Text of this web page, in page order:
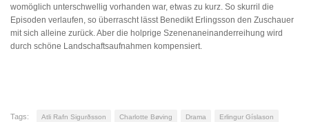
womöglich unterschwellig vorhanden war, etwas zu kurz. So skurril die
Episoden verlaufen, so überrascht lässt Benedikt Erlingsson den Zuschauer
mit sich alleine zurück. Aber die holprige Szenenaneinanderreihung wird
durch schöne Landschaftsaufnahmen kompensiert.
Tags: Atli Rafn Sigurðsson Charlotte Bøving Drama Erlingur Gíslason